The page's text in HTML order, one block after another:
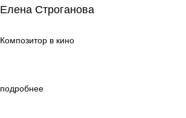
подробнее
Елена Строганова
Композитор в кино